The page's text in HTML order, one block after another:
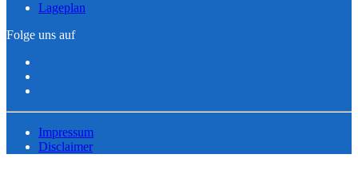
Lageplan
Folge uns auf
Impressum
Disclaimer